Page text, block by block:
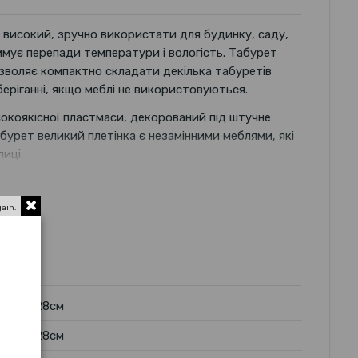
зручно використати для будинку, саду,
перепади температури і вологість. Табурет
компактно складати декілька табуретів
якщо меблі не використовуються.
пластмаси, декорований під штучне
великий плетінка є незамінними меблями, які
28см
28см